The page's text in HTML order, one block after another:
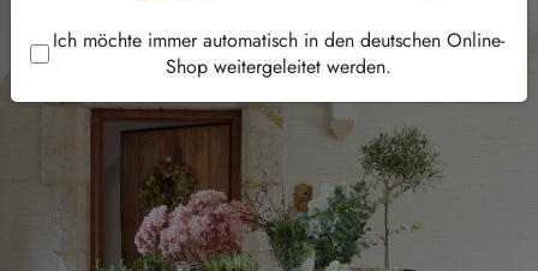
Ich möchte immer automatisch in den deutschen Online-
Shop weitergeleitet werden.